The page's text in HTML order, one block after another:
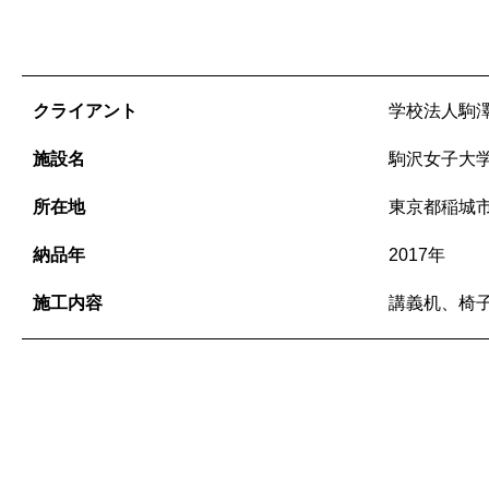
クライアント 学校法人駒
施設名 駒沢女子大
所在地 東京都稲城
納品年 2017年
施工内容 講義机、椅